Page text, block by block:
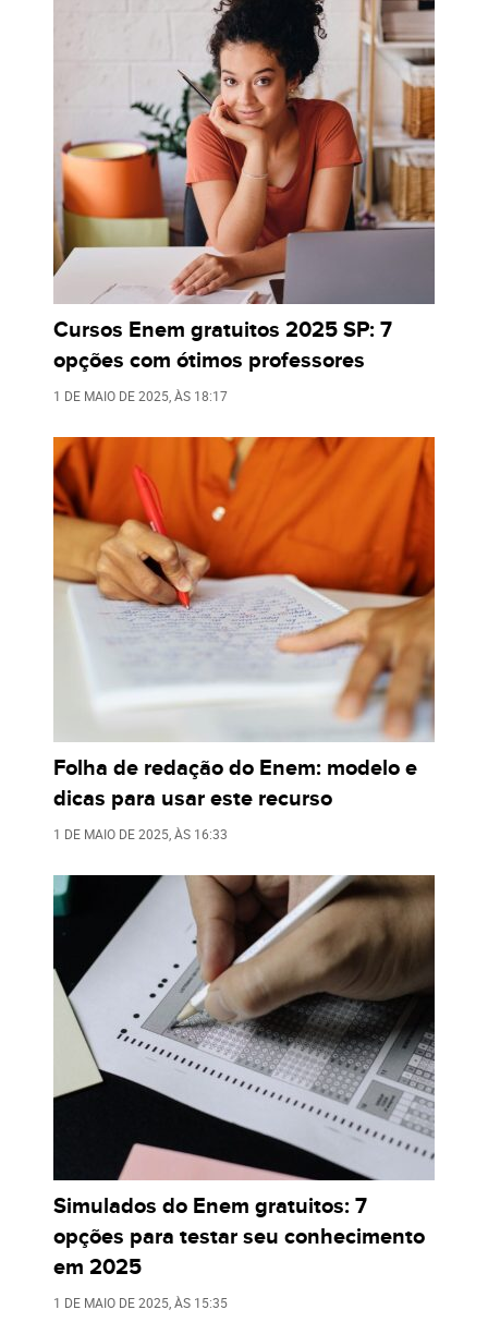
Cursos Enem gratuitos 2025 SP: 7
opções com ótimos professores
1 DE MAIO DE 2025 , ÀS 18:17
Folha de redação do Enem: modelo e
dicas para usar este recurso
1 DE MAIO DE 2025 , ÀS 16:33
Simulados do Enem gratuitos: 7
opções para testar seu conhecimento
em 2025
1 DE MAIO DE 2025 , ÀS 15:35